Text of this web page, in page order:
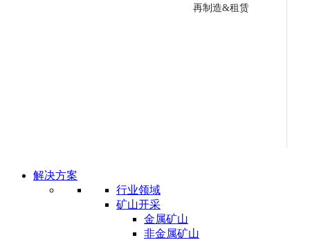
再制造&租赁
解决方案
行业领域
矿山开采
金属矿山
非金属矿山